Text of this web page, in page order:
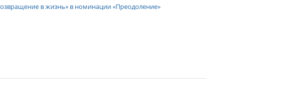
в жизнь» в номинации «Преодоление»